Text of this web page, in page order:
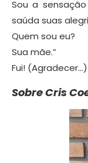
Sou a
saúda suas
Quem sou eu?
Sua mãe.”
Fui! (Agradecer…)
Sobre Cris